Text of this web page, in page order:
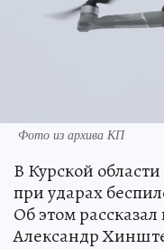
Фото из архива КП
В Курской
при ударах
Об этом
Александр